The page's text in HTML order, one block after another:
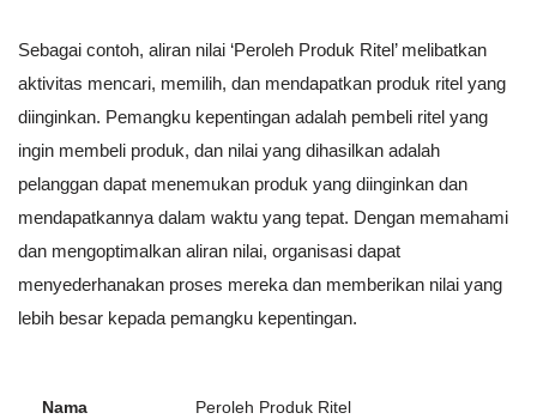
Sebagai contoh, aliran nilai ‘Peroleh Produk Ritel’ melibatkan
aktivitas mencari, memilih, dan mendapatkan produk ritel yang
diinginkan. Pemangku kepentingan adalah pembeli ritel yang
ingin membeli produk, dan nilai yang dihasilkan adalah
pelanggan dapat menemukan produk yang diinginkan dan
mendapatkannya dalam waktu yang tepat. Dengan memahami
dan mengoptimalkan aliran nilai, organisasi dapat
menyederhanakan proses mereka dan memberikan nilai yang
lebih besar kepada pemangku kepentingan.
Nama Peroleh Produk Ritel